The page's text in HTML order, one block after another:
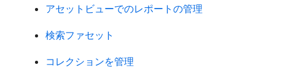
アセットビューでのレポートの管理
検索ファセット
コレクションを管理